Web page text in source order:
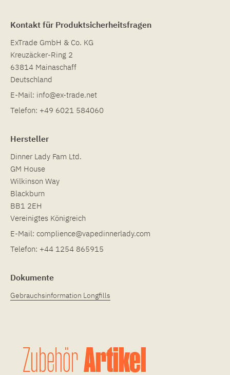
Kontakt für Produktsicherheitsfragen
ExTrade GmbH & Co. KG
Kreuzäcker-Ring 2
63814 Mainaschaff
Deutschland
E-Mail: info@ex-trade.net
Telefon: +49 6021 584060
Hersteller
Dinner Lady Fam Ltd.
GM House
Wilkinson Way
Blackburn
BB1 2EH
Vereinigtes Königreich
E-Mail: complience@vapedinnerlady.com
Telefon: +44 1254 865915
Dokumente
Gebrauchsinformation Longfills
ZubehörArtikel